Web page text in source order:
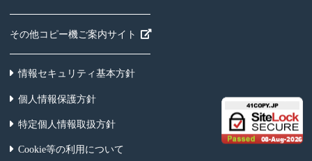
その他コピー機ご案内サイト
情報セキュリティ基本方針
個人情報保護方針
特定個人情報取扱方針
Cookie等の利用について